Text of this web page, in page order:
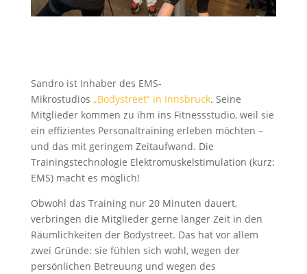
Sandro ist Inhaber des EMS-
Mikrostudios „Bodystreet“ in Innsbruck. Seine
Mitglieder kommen zu ihm ins Fitnessstudio, weil sie
ein effizientes Personaltraining erleben möchten –
und das mit geringem Zeitaufwand. Die
Trainingstechnologie Elektromuskelstimulation (kurz:
EMS) macht es möglich!
Obwohl das Training nur 20 Minuten dauert,
verbringen die Mitglieder gerne länger Zeit in den
Räumlichkeiten der Bodystreet. Das hat vor allem
zwei Gründe: sie fühlen sich wohl, wegen der
persönlichen Betreuung und wegen des